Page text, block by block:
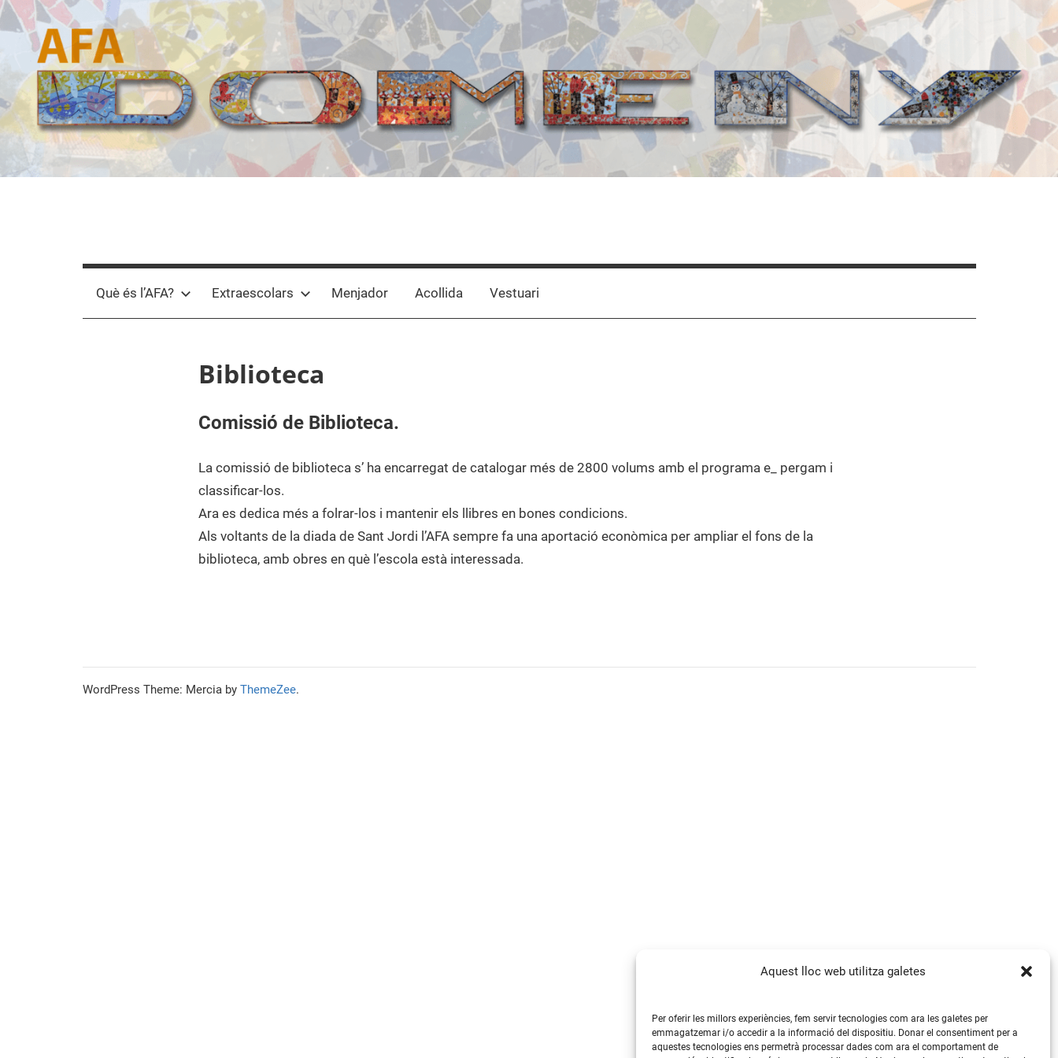
Aquest lloc web utilitza galetes
Per oferir les millors experiències, fem servir tecnologies com ara les galetes per
emmagatzemar i/o accedir a la informació del dispositiu. Donar el consentiment per a
aquestes tecnologies ens permetrà processar dades com ara el comportament de
Vés
al
contingut
AFA
Domeny
Què és l’AFA? Extraescolars Menjador Acollida Vestuari
Biblioteca
Comissió de Biblioteca.
La comissió de biblioteca s’ ha encarregat de catalogar més de 2800 volums amb el programa e_ pergam i
classificar-los.
Ara es dedica més a folrar-los i mantenir els llibres en bones condicions.
Als voltants de la diada de Sant Jordi l’AFA sempre fa una aportació econòmica per ampliar el fons de la
biblioteca, amb obres en què l’escola està interessada.
WordPress Theme: Mercia by ThemeZee.